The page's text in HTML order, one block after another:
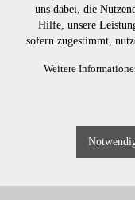
EBONIT-
uns dabei, die
Hilfe, unsere
sofern zugestimmt,
Weitere